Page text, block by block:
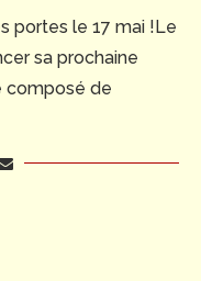
portes le 17 mai !Le
sa prochaine
composé de